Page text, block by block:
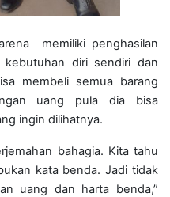
memiliki penghasilan
diri sendiri dan
membeli semua barang
uang pula dia bisa
ingin dilihatnya.
bahagia. Kita tahu
kata benda. Jadi tidak
uang dan harta benda,”